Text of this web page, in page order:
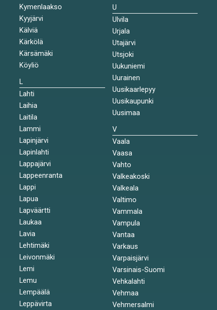
Kymenlaakso
Kyyjärvi
Kälviä
Kärkölä
Kärsämäki
Köyliö
L
Lahti
Laihia
Laitila
Lammi
Lapinjärvi
Lapinlahti
Lappajärvi
Lappeenranta
Lappi
Lapua
Lapväärtti
Laukaa
Lavia
Lehtimäki
Leivonmäki
Lemi
Lemu
Lempäälä
Leppävirta
U
Ulvila
Urjala
Utajärvi
Utsjoki
Uukuniemi
Uurainen
Uusikaarlepyy
Uusikaupunki
Uusimaa
V
Vaala
Vaasa
Vahto
Valkeakoski
Valkeala
Valtimo
Vammala
Vampula
Vantaa
Varkaus
Varpaisjärvi
Varsinais-Suomi
Vehkalahti
Vehmaa
Vehmersalmi